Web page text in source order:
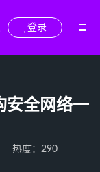
登录
安全网络一
热度：290